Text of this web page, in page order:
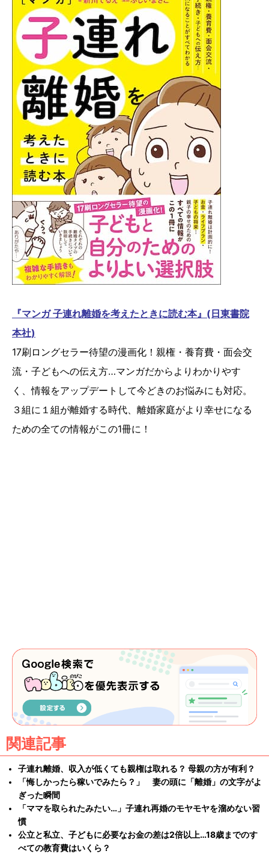
『マンガ 子連れ離婚を考えたときに読む本』(日東書院
本社)
17刷ロングセラー待望の漫画化！親権・養育費・面会交
流・子どもへの伝え方…マンガだからよりわかりやす
く、情報をアップデートして今どきのお悩みにも対応。
３組に１組が離婚する時代、離婚家庭がより幸せになる
ための全ての情報がこの1冊に！
関連記事
子連れ離婚、収入が低くても親権は取れる？ 母親の方が有利？
「悔しかったら稼いでみたら？」 妻の頭に「離婚」の文字がよ
ぎった瞬間
「ママを取られたみたい…」子連れ再婚のモヤモヤを溜めない習
慣
公立と私立、子どもに必要なお金の差は2倍以上…18歳までのす
べての教育費はいくら？